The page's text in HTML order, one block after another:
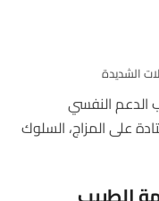
الشديدة
الدعم النفسي
على المزاج، السلوك